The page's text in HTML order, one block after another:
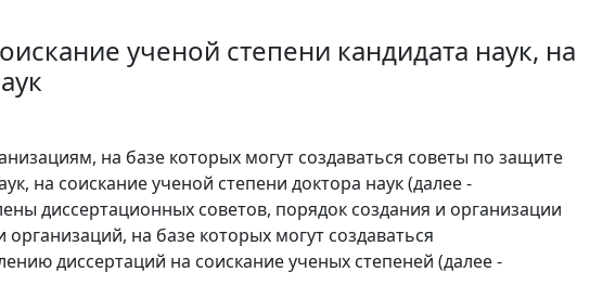
ученой степени кандидата наук, на
на базе которых могут создаваться советы по защите
на соискание ученой степени доктора наук (далее -
диссертационных советов, порядок создания и организации
на базе которых могут создаваться
диссертаций на соискание ученых степеней (далее -